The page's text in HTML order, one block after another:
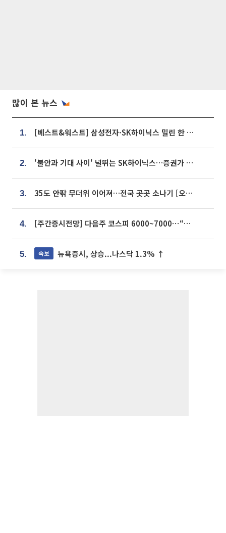
많이 본 뉴스
1. [베스트&워스트] 삼성전자·SK하이닉스 밀린 한 주…상상인증권은 85% 급등
2. '불안과 기대 사이' 널뛰는 SK하이닉스…증권가 "HBM4·LTA 기반 펀터멘털 견고"
3. 35도 안팎 무더위 이어져…전국 곳곳 소나기 [오늘 날씨]
4. [주간증시전망] 다음주 코스피 6000~7000⋯“外人 수급은 정책이 변수”
5. 속보 뉴욕증시, 상승...나스닥 1.3% ↑